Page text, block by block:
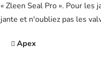
« Zleen Seal Pro ». Pour les
jante et n'oubliez pas les
Apex